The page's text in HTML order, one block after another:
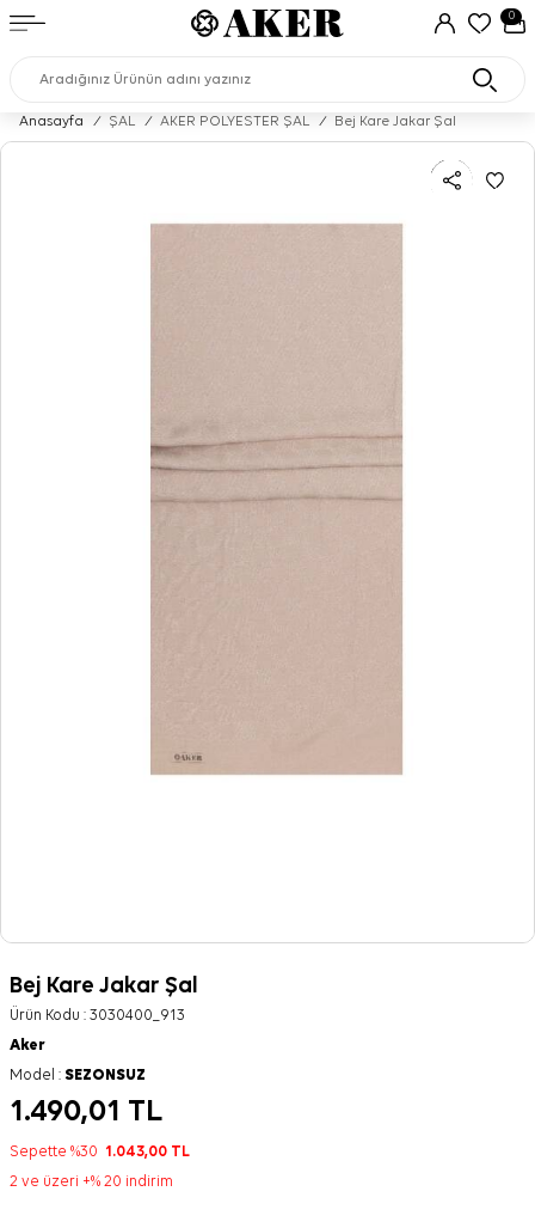
0
Anasayfa / ŞAL / AKER POLYESTER ŞAL / Bej Kare Jakar Şal
Bej Kare Jakar Şal
Ürün Kodu : 3030400_913
Aker
Model : SEZONSUZ
1.490,01 TL
Sepette %30 1.043,00 TL
2 ve üzeri +% 20 indirim